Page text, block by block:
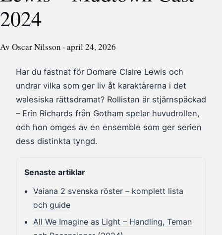
2024
Av Oscar Nilsson · april 24, 2026
Har du fastnat för Domare Claire Lewis och
undrar vilka som ger liv åt karaktärerna i det
walesiska rättsdramat? Rollistan är stjärnspäckad
– Erin Richards från Gotham spelar huvudrollen,
och hon omges av en ensemble som ger serien
dess distinkta tyngd.
Senaste artiklar
Vaiana 2 svenska röster – komplett lista
och guide
All We Imagine as Light – Handling, Teman